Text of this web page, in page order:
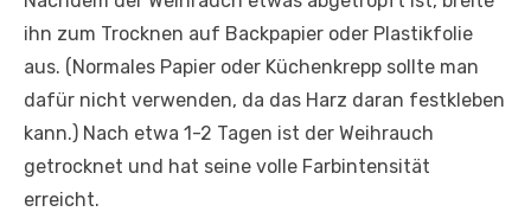
ihn zum Trocknen auf Backpapier oder Plastikfolie
aus. (Normales Papier oder Küchenkrepp sollte man
dafür nicht verwenden, da das Harz daran festkleben
kann.) Nach etwa 1-2 Tagen ist der Weihrauch
getrocknet und hat seine volle Farbintensität
erreicht.